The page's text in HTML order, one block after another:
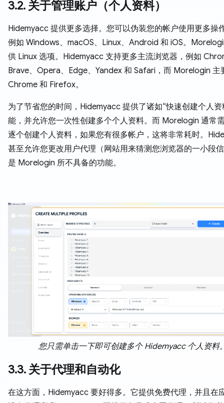
3.2. 关于管理账户（个人资料）
Hidemyacc 提供更多选择。您可以伪装您的帐户使用更多操
例如 Windows、macOS、Linux、Android 和 iOS。
供 Linux 选项。Hidemyacc 支持更多主流浏览器，例如
Brave、Opera、Edge、Yandex 和 Safari，而 Morelogin 主
Chrome 和 Firefox。
为了节省您的时间，Hidemyacc 提供了诸如“快速创建个人资
能，并允许您一次性创建多个个人资料。而 Morelogin 通常
逐个创建个人资料，如果您有很多帐户，这将非常耗时。
甚至允许您更改用户代理（网站用来猜测您浏览器的一小段
是 Morelogin 所不具备的功能。
您只需单击一下即可创建多个 Hidemyacc 个人资料
3.3. 关于代理和自动化
在这方面，Hidemyacc 要好得多。它提供免费代理，并且在